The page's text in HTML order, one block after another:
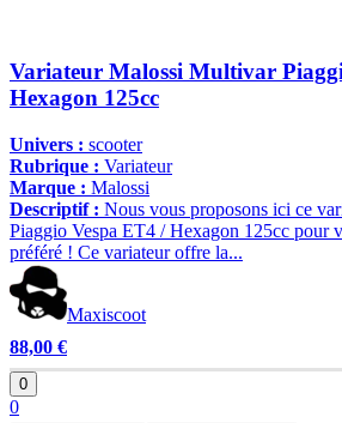
Variateur Malossi Multivar
Hexagon 125cc
Univers : scooter
Rubrique : Variateur
Marque : Malossi
Descriptif : Nous vous proposons ici ce
Piaggio Vespa ET4 / Hexagon 125cc pour
préféré ! Ce variateur offre la...
Maxiscoot
88,00 €
0
0